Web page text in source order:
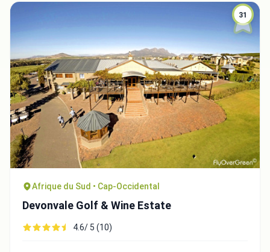
31
Afrique du Sud • Cap-Occidental
Devonvale Golf & Wine Estate
4.6/ 5 (10)